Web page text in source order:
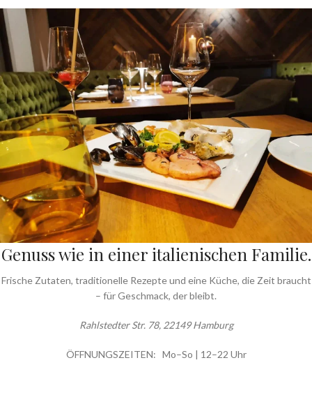
Genuss wie in einer italienischen Familie.
Frische Zutaten, traditionelle Rezepte und eine Küche, die Zeit braucht
– für Geschmack, der bleibt.
Rahlstedter Str. 78, 22149 Hamburg
ÖFFNUNGSZEITEN: Mo–So | 12–22 Uhr